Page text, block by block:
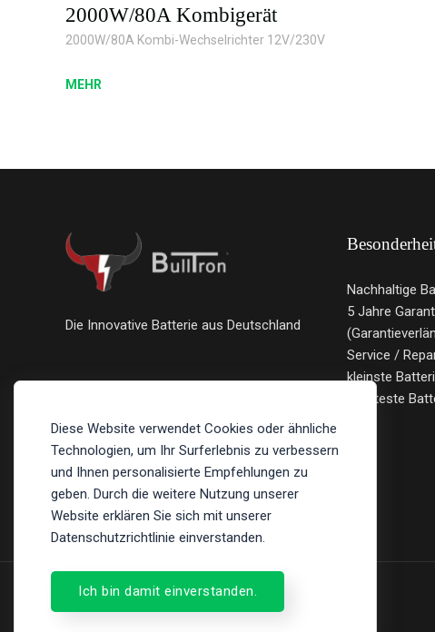
2000W/80A Kombigerät
2000W/80A Kombi-Wechselrichter 12V/230V
MEHR
Die Innovative Batterie aus Deutschland
Nachhaltige
5 Jahre
Service /
kleinste
leichteste
Diese Website verwendet Cookies oder ähnliche
Technologien, um Ihr Surferlebnis zu verbessern
und Ihnen personalisierte Empfehlungen zu
geben. Durch die weitere Nutzung unserer
Website erklären Sie sich mit unserer
Datenschutzrichtlinie einverstanden.
Ich bin damit einverstanden.